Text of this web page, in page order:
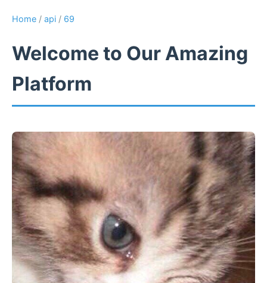
Home / api / 69
Welcome to Our Amazing
Platform